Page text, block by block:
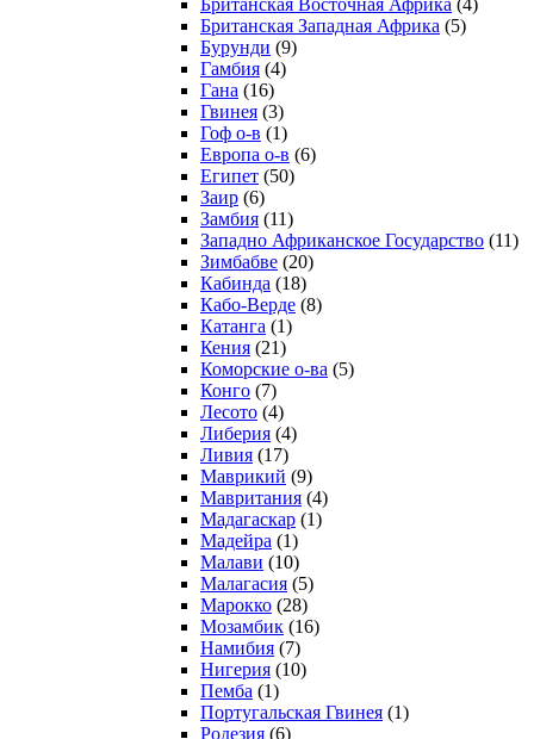
Британская Западная Африка (5)
Бурунди (9)
Гамбия (4)
Гана (16)
Гвинея (3)
Гоф о-в (1)
Европа о-в (6)
Египет (50)
Заир (6)
Замбия (11)
Западно Африканское Государство (11)
Зимбабве (20)
Кабинда (18)
Кабо-Верде (8)
Катанга (1)
Кения (21)
Коморcкие о-ва (5)
Конго (7)
Лесото (4)
Либерия (4)
Ливия (17)
Маврикий (9)
Мавритания (4)
Мадагаскар (1)
Мадейра (1)
Малави (10)
Малагасия (5)
Марокко (28)
Мозамбик (16)
Намибия (7)
Нигерия (10)
Пемба (1)
Португальская Гвинея (1)
Родезия (6)